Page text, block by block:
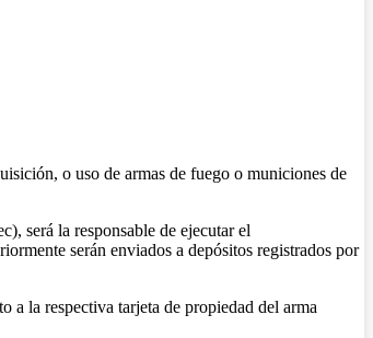
o uso de armas de fuego o municiones de
será la responsable de ejecutar el
serán enviados a depósitos registrados por
a la respectiva tarjeta de propiedad del arma